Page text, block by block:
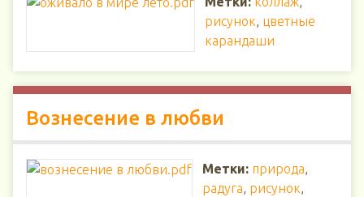
рисунок, цветные
карандаши
Вознесение в любви
Метки: природа,
радуга, рисунок,